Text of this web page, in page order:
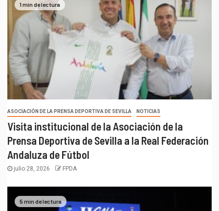
1 min de lectura
ASOCIACIÓN DE LA PRENSA DEPORTIVA DE SEVILLA NOTICIAS
Visita institucional de la Asociación de la
Prensa Deportiva de Sevilla a la Real Federación
Andaluza de Fútbol
julio 28, 2026 FPDA
5 min de lectura